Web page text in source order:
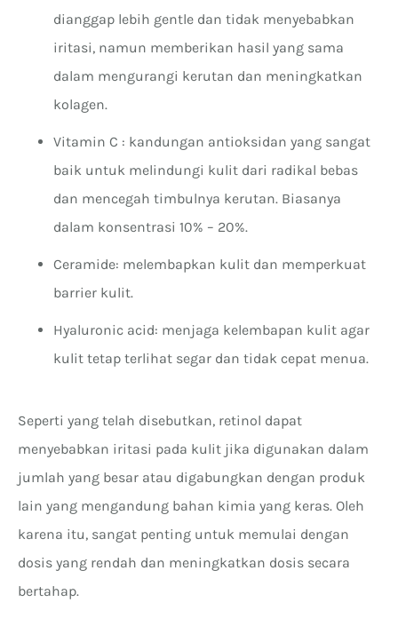
dianggap lebih gentle dan tidak menyebabkan
iritasi, namun memberikan hasil yang sama
dalam mengurangi kerutan dan meningkatkan
kolagen.
Vitamin C : kandungan antioksidan yang sangat
baik untuk melindungi kulit dari radikal bebas
dan mencegah timbulnya kerutan. Biasanya
dalam konsentrasi 10% – 20%.
Ceramide: melembapkan kulit dan memperkuat
barrier kulit.
Hyaluronic acid: menjaga kelembapan kulit agar
kulit tetap terlihat segar dan tidak cepat menua.
Seperti yang telah disebutkan, retinol dapat
menyebabkan iritasi pada kulit jika digunakan dalam
jumlah yang besar atau digabungkan dengan produk
lain yang mengandung bahan kimia yang keras. Oleh
karena itu, sangat penting untuk memulai dengan
dosis yang rendah dan meningkatkan dosis secara
bertahap.